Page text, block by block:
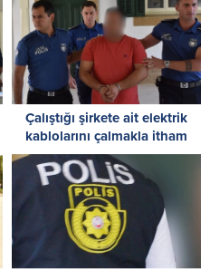
Çalıştığı şirkete ait elektrik
kablolarını çalmakla itham
edildi